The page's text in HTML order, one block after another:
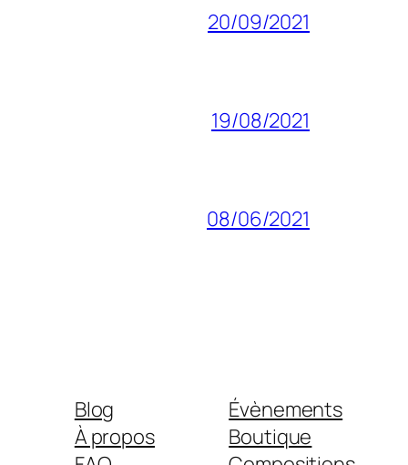
20/09/2021
19/08/2021
08/06/2021
Blog
À propos
Évènements
Boutique